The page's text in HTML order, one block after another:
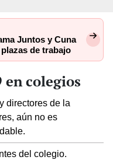
Juntos y Cuna
de trabajo
en colegios
directores de la
aún no es
del colegio.